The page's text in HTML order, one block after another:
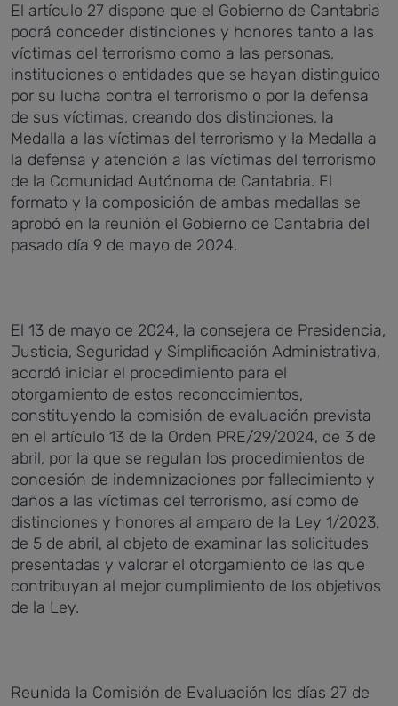
El artículo 27 dispone que el Gobierno de Cantabria
podrá conceder distinciones y honores tanto a las
víctimas del terrorismo como a las personas,
instituciones o entidades que se hayan distinguido
por su lucha contra el terrorismo o por la defensa
de sus víctimas, creando dos distinciones, la
Medalla a las víctimas del terrorismo y la Medalla a
la defensa y atención a las víctimas del terrorismo
de la Comunidad Autónoma de Cantabria. El
formato y la composición de ambas medallas se
aprobó en la reunión el Gobierno de Cantabria del
pasado día 9 de mayo de 2024.
El 13 de mayo de 2024, la consejera de Presidencia,
Justicia, Seguridad y Simplificación Administrativa,
acordó iniciar el procedimiento para el
otorgamiento de estos reconocimientos,
constituyendo la comisión de evaluación prevista
en el artículo 13 de la Orden PRE/29/2024, de 3 de
abril, por la que se regulan los procedimientos de
concesión de indemnizaciones por fallecimiento y
daños a las víctimas del terrorismo, así como de
distinciones y honores al amparo de la Ley 1/2023,
de 5 de abril, al objeto de examinar las solicitudes
presentadas y valorar el otorgamiento de las que
contribuyan al mejor cumplimiento de los objetivos
de la Ley.
Reunida la Comisión de Evaluación los días 27 de